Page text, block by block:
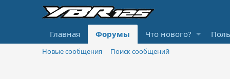
Главная Форумы Что нового?
Новые сообщения Поиск сообщений